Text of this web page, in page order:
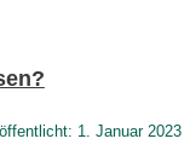
1. Januar 2023